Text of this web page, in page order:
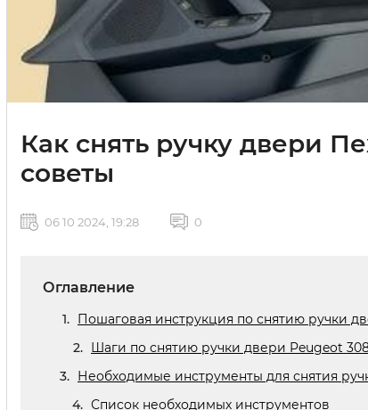
Как снять ручку двери
советы
06 10 2024, 19:28 0
Оглавление
Пошаговая инструкция по снятию ручки
Шаги по снятию ручки двери Peugeot
Необходимые инструменты для снятия
Список необходимых инструментов